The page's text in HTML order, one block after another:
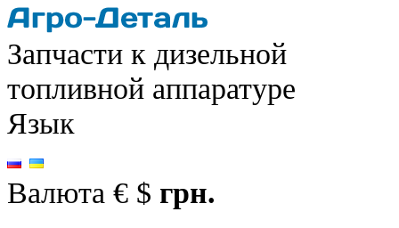
Запчасти к дизельной
топливной аппаратуре
Язык
Валюта € $ грн.